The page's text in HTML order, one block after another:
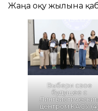
Жаңа оқу жылына
Выбери свое
будущее с
центром КАСУ